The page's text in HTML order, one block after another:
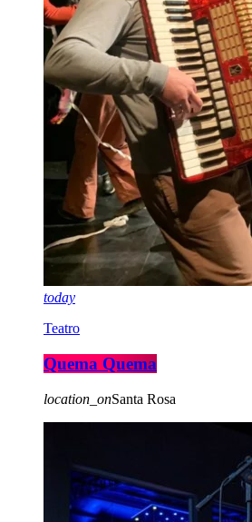
today
Teatro
Quema Quema
location_onSanta Rosa